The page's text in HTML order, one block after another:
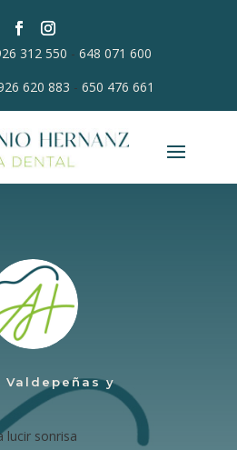
312 550 -648 071 600
620 883 - 650 476 661
y
lucir sonrisa